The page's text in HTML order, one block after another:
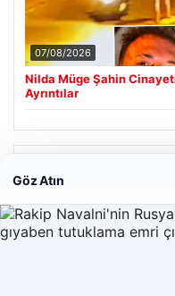
07/08/2026
Nilda Müge Şahin
Ayrıntılar
Enes Kaplan
28/04/2026
Göz Atın